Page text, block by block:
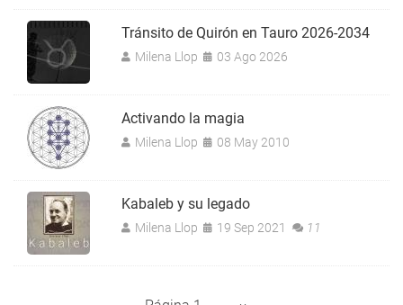
Tránsito de Quirón en Tauro 2026-2034
Milena Llop 03 Ago 2026
Activando la magia
Milena Llop 08 May 2010
Kabaleb y su legado
Milena Llop 19 Sep 2021 11